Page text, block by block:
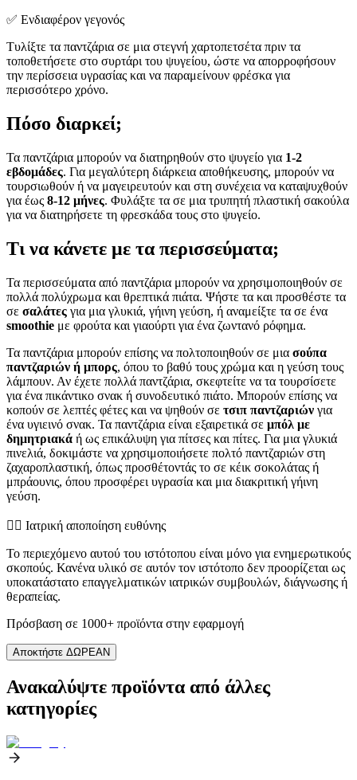
✅ Ενδιαφέρον γεγονός
Τυλίξτε τα παντζάρια σε μια στεγνή χαρτοπετσέτα πριν τα
τοποθετήσετε στο συρτάρι του ψυγείου, ώστε να απορροφήσουν
την περίσσεια υγρασίας και να παραμείνουν φρέσκα για
περισσότερο χρόνο.
Πόσο διαρκεί;
Τα παντζάρια μπορούν να διατηρηθούν στο ψυγείο για 1-2
εβδομάδες. Για μεγαλύτερη διάρκεια αποθήκευσης, μπορούν να
τουρσιωθούν ή να μαγειρευτούν και στη συνέχεια να καταψυχθούν
για έως 8-12 μήνες. Φυλάξτε τα σε μια τρυπητή πλαστική σακούλα
για να διατηρήσετε τη φρεσκάδα τους στο ψυγείο.
Τι να κάνετε με τα περισσεύματα;
Τα περισσεύματα από παντζάρια μπορούν να χρησιμοποιηθούν σε
πολλά πολύχρωμα και θρεπτικά πιάτα. Ψήστε τα και προσθέστε τα
σε σαλάτες για μια γλυκιά, γήινη γεύση, ή αναμείξτε τα σε ένα
smoothie με φρούτα και γιαούρτι για ένα ζωντανό ρόφημα.
Τα παντζάρια μπορούν επίσης να πολτοποιηθούν σε μια σούπα
παντζαριών ή μπορς, όπου το βαθύ τους χρώμα και η γεύση τους
λάμπουν. Αν έχετε πολλά παντζάρια, σκεφτείτε να τα τουρσίσετε
για ένα πικάντικο σνακ ή συνοδευτικό πιάτο. Μπορούν επίσης να
κοπούν σε λεπτές φέτες και να ψηθούν σε τσιπ παντζαριών για
ένα υγιεινό σνακ. Τα παντζάρια είναι εξαιρετικά σε μπόλ με
δημητριακά ή ως επικάλυψη για πίτσες και πίτες. Για μια γλυκιά
πινελιά, δοκιμάστε να χρησιμοποιήσετε πολτό παντζαριών στη
ζαχαροπλαστική, όπως προσθέτοντάς το σε κέικ σοκολάτας ή
μπράουνις, όπου προσφέρει υγρασία και μια διακριτική γήινη
γεύση.
👨‍⚕️️ Ιατρική αποποίηση ευθύνης
Το περιεχόμενο αυτού του ιστότοπου είναι μόνο για ενημερωτικούς
σκοπούς. Κανένα υλικό σε αυτόν τον ιστότοπο δεν προορίζεται ως
υποκατάστατο επαγγελματικών ιατρικών συμβουλών, διάγνωσης ή
θεραπείας.
Πρόσβαση σε 1000+ προϊόντα στην εφαρμογή
Αποκτήστε ΔΩΡΕΑΝ
Ανακαλύψτε προϊόντα από άλλες
κατηγορίες